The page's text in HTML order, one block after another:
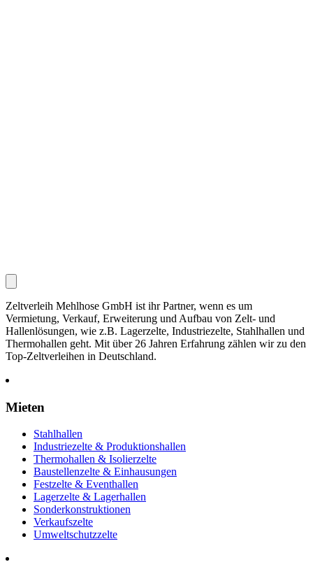
Zeltverleih Mehlhose GmbH ist ihr Partner, wenn es um
Vermietung, Verkauf, Erweiterung und Aufbau von Zelt- und
Hallenlösungen, wie z.B. Lagerzelte, Industriezelte, Stahlhallen und
Thermohallen geht. Mit über 26 Jahren Erfahrung zählen wir zu den
Top-Zeltverleihen in Deutschland.
Mieten
Stahlhallen
Industriezelte & Produktionshallen
Thermohallen & Isolierzelte
Baustellenzelte & Einhausungen
Festzelte & Eventhallen
Lagerzelte & Lagerhallen
Sonderkonstruktionen
Verkaufszelte
Umweltschutzzelte